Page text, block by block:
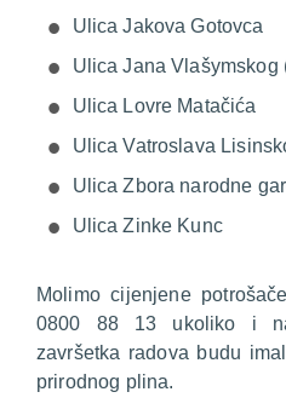
Ulica Jakova Gotovca
Ulica Jana Vlašymskog
Ulica Lovre Matačića
Ulica Vatroslava
Ulica Zbora narodne
Ulica Zinke Kunc
Molimo cijenjene
0800 88 13 ukoliko i
završetka radova budu
prirodnog plina.